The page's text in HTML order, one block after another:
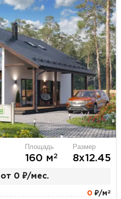
Площадь
160 м2
Размер
8х12.45
от 0 ₽/мес.
0 ₽/м 2